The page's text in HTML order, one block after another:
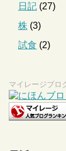
日記 (27)
株 (3)
試食 (2)
マイレージブロ